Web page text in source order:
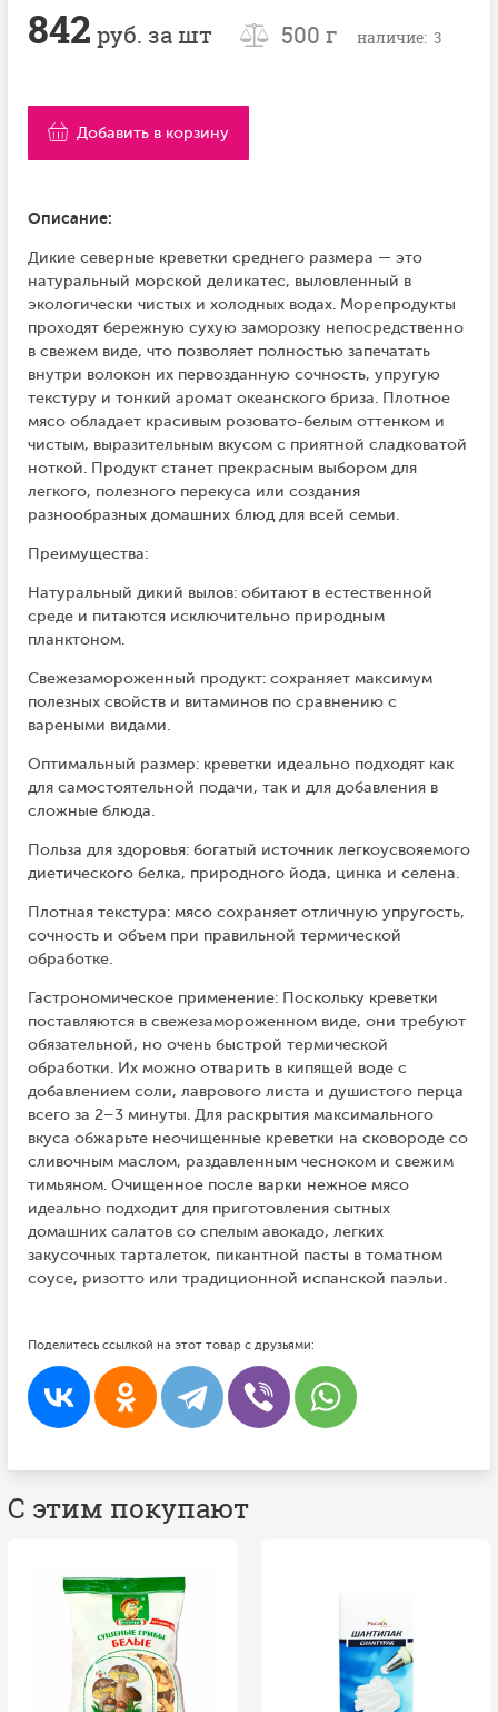
842 руб. за шт 500 г наличие: 3
Добавить в корзину
Описание:
Дикие северные креветки среднего размера — это
натуральный морской деликатес, выловленный в
экологически чистых и холодных водах. Морепродукты
проходят бережную сухую заморозку непосредственно
в свежем виде, что позволяет полностью запечатать
внутри волокон их первозданную сочность, упругую
текстуру и тонкий аромат океанского бриза. Плотное
мясо обладает красивым розовато-белым оттенком и
чистым, выразительным вкусом с приятной сладковатой
ноткой. Продукт станет прекрасным выбором для
легкого, полезного перекуса или создания
разнообразных домашних блюд для всей семьи.
Преимущества:
Натуральный дикий вылов: обитают в естественной
среде и питаются исключительно природным
планктоном.
Свежезамороженный продукт: сохраняет максимум
полезных свойств и витаминов по сравнению с
вареными видами.
Оптимальный размер: креветки идеально подходят как
для самостоятельной подачи, так и для добавления в
сложные блюда.
Польза для здоровья: богатый источник легкоусвояемого
диетического белка, природного йода, цинка и селена.
Плотная текстура: мясо сохраняет отличную упругость,
сочность и объем при правильной термической
обработке.
Гастрономическое применение: Поскольку креветки
поставляются в свежезамороженном виде, они требуют
обязательной, но очень быстрой термической
обработки. Их можно отварить в кипящей воде с
добавлением соли, лаврового листа и душистого перца
всего за 2–3 минуты. Для раскрытия максимального
вкуса обжарьте неочищенные креветки на сковороде со
сливочным маслом, раздавленным чесноком и свежим
тимьяном. Очищенное после варки нежное мясо
идеально подходит для приготовления сытных
домашних салатов со спелым авокадо, легких
закусочных тарталеток, пикантной пасты в томатном
соусе, ризотто или традиционной испанской паэльи.
Поделитесь ссылкой на этот товар с друзьями:
С этим покупают